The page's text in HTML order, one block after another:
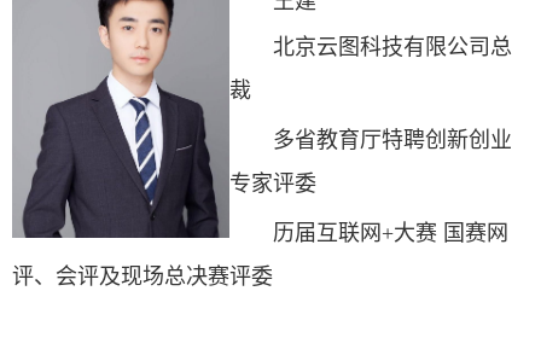
北京云图科技有限公司总
裁
多省教育厅特聘创新创业
专家评委
历届互联网+大赛 国赛网
评、会评及现场总决赛评委